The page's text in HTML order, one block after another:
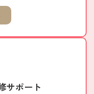
サポート